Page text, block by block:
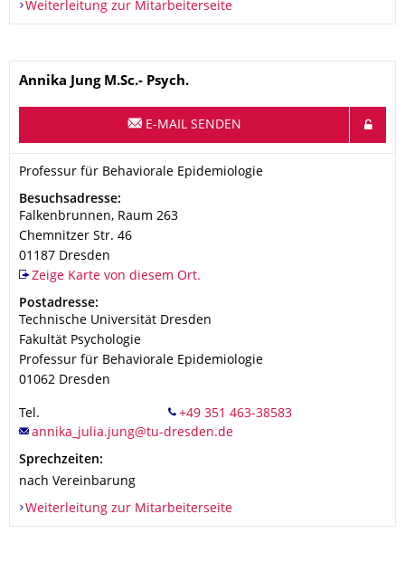
Weiterleitung zur Mitarbeiterseite
Name
Annika Jung M.Sc.- Psych.
E-MAIL SENDEN
Organisationsname
Professur für Behaviorale Epidemiologie
Professur für Behaviorale Epidemiologie
Adresse
Besuchsadresse:
Falkenbrunnen, Raum 263
Chemnitzer Str. 46
01187 Dresden
Zeige Karte von diesem Ort.
Adresse
Postadresse:
Technische Universität Dresden
Fakultät Psychologie
Professur für Behaviorale Epidemiologie
01062 Dresden
Tel.
Sprechzeiten:
nach Vereinbarung
Weiterleitung zur Mitarbeiterseite